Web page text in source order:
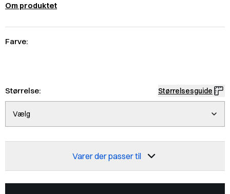
Om produktet
Farve:
Størrelse: Størrelsesguide
Vælg
Varer der passer til